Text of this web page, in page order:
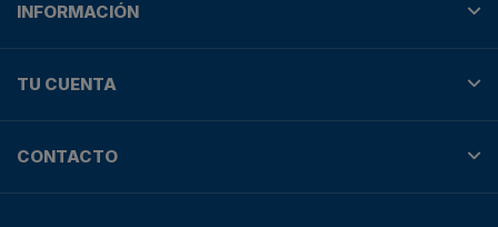
INFORMACIÓN
TU CUENTA
CONTACTO